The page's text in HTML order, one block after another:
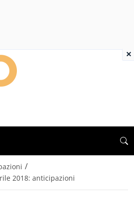
/
2018: anticipazioni
×